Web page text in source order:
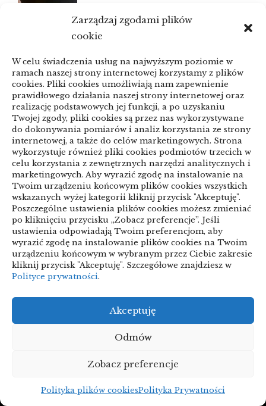
Zarządzaj zgodami plików
cookie
W celu świadczenia usług na najwyższym poziomie w
ramach naszej strony internetowej korzystamy z plików
cookies. Pliki cookies umożliwiają nam zapewnienie
prawidłowego działania naszej strony internetowej oraz
realizację podstawowych jej funkcji, a po uzyskaniu
Twojej zgody, pliki cookies są przez nas wykorzystywane
do dokonywania pomiarów i analiz korzystania ze strony
internetowej, a także do celów marketingowych. Strona
wykorzystuje również pliki cookies podmiotów trzecich w
celu korzystania z zewnętrznych narzędzi analitycznych i
marketingowych. Aby wyrazić zgodę na instalowanie na
Twoim urządzeniu końcowym plików cookies wszystkich
wskazanych wyżej kategorii kliknij przycisk "Akceptuję".
Poszczególne ustawienia plików cookies możesz zmieniać
po kliknięciu przycisku „Zobacz preferencje”. Jeśli
ustawienia odpowiadają Twoim preferencjom, aby
wyrazić zgodę na instalowanie plików cookies na Twoim
urządzeniu końcowym w wybranym przez Ciebie zakresie
kliknij przycisk "Akceptuję". Szczegółowe znajdziesz w
Polityce prywatności.
Akceptuję
Odmów
Zobacz preferencje
Polityka plików cookiesPolityka Prywatności
KSeF a zaległe faktury:
21/06/2026
Panele podłogowe do szybkiego
remontu: jak nie kupować
wyłącznie po cenie
10/06/2026
Szukasz ciekawych wiadomości, takich, których nie
na naszej stronie znajdziesz tylko to, czego nie ma
nigdzie indziej. Tworzymy nasz serwis z pasją, aby
dostarczać wam najlepsze wiadomości.
Projekty domów Podkarpacie